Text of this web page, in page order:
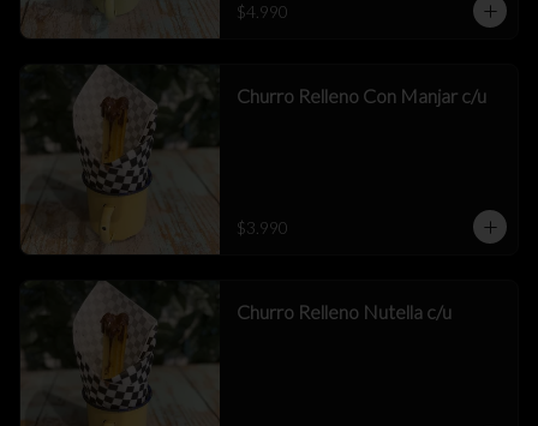
$4.990
Churro Relleno Con Manjar c/u
$3.990
Churro Relleno Nutella c/u